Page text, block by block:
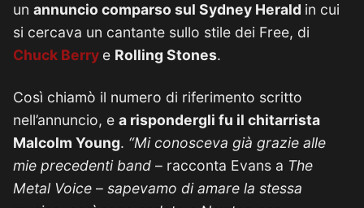
un annuncio comparso sul Sydney Herald in cui
si cercava un cantante sullo stile dei Free, di
Chuck Berry e Rolling Stones.
Così chiamò il numero di riferimento scritto
nell’annuncio, e a rispondergli fu il chitarrista
Malcolm Young. “Mi conosceva già grazie alle
mie precedenti band – racconta Evans a The
Metal Voice – sapevamo di amare la stessa